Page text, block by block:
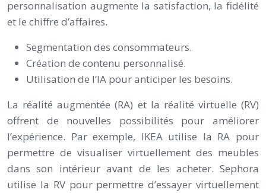
personnalisation augmente la satisfaction, la fidélité
et le chiffre d’affaires.
Segmentation des consommateurs.
Création de contenu personnalisé.
Utilisation de l’IA pour anticiper les besoins.
La réalité augmentée (RA) et la réalité virtuelle (RV)
offrent de nouvelles possibilités pour améliorer
l’expérience. Par exemple, IKEA utilise la RA pour
permettre de visualiser virtuellement des meubles
dans son intérieur avant de les acheter. Sephora
utilise la RV pour permettre d’essayer virtuellement